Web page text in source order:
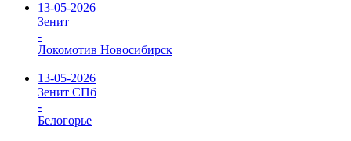
13-05-2026
Зенит
-
Локомотив Новосибирск
13-05-2026
Зенит СПб
-
Белогорье